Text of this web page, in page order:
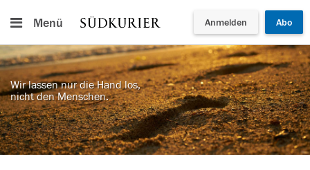
Menü Anmelden Abo
Wir lassen nur die Hand los,
nicht den Menschen.